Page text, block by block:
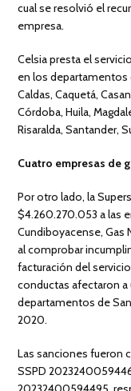
cual se resolvió el
empresa.
Celsia presta el
en los departamentos
Caldas, Caquetá,
Córdoba, Huila,
Risaralda, Santander,
Cuatro empresas de
Por otro lado, la
$4.260.270.053 a las
Cundiboyacense, Gas
al comprobar
facturación del
conductas afectaron a
departamentos de
2020.
Las sanciones fueron
SSPD